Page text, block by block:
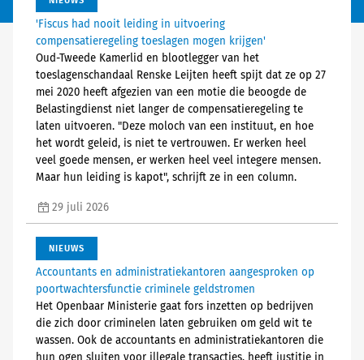
'Fiscus had nooit leiding in uitvoering
compensatieregeling toeslagen mogen krijgen'
Oud-Tweede Kamerlid en blootlegger van het
toeslagenschandaal Renske Leijten heeft spijt dat ze op 27
mei 2020 heeft afgezien van een motie die beoogde de
Belastingdienst niet langer de compensatieregeling te
laten uitvoeren. "Deze moloch van een instituut, en hoe
het wordt geleid, is niet te vertrouwen. Er werken heel
veel goede mensen, er werken heel veel integere mensen.
Maar hun leiding is kapot", schrijft ze in een column.
29 juli 2026
NIEUWS
Accountants en administratiekantoren aangesproken op
poortwachtersfunctie criminele geldstromen
Het Openbaar Ministerie gaat fors inzetten op bedrijven
die zich door criminelen laten gebruiken om geld wit te
wassen. Ook de accountants en administratiekantoren die